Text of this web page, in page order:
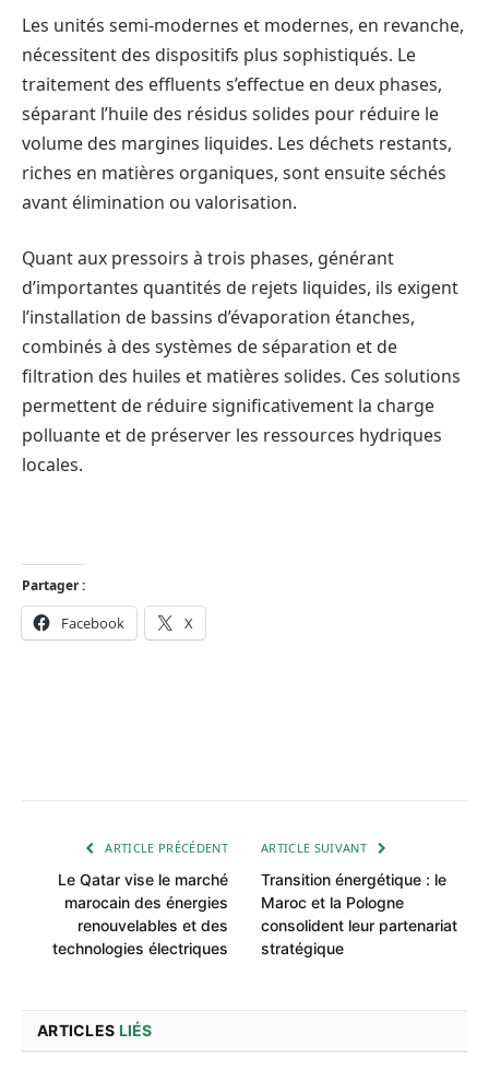
Les unités semi-modernes et modernes, en revanche,
nécessitent des dispositifs plus sophistiqués. Le
traitement des effluents s’effectue en deux phases,
séparant l’huile des résidus solides pour réduire le
volume des margines liquides. Les déchets restants,
riches en matières organiques, sont ensuite séchés
avant élimination ou valorisation.
Quant aux pressoirs à trois phases, générant
d’importantes quantités de rejets liquides, ils exigent
l’installation de bassins d’évaporation étanches,
combinés à des systèmes de séparation et de
filtration des huiles et matières solides. Ces solutions
permettent de réduire significativement la charge
polluante et de préserver les ressources hydriques
locales.
Partager :
Facebook X
ARTICLE PRÉCÉDENT
Le Qatar vise le marché
marocain des énergies
renouvelables et des
technologies électriques
ARTICLE SUIVANT
Transition énergétique : le
Maroc et la Pologne
consolident leur partenariat
stratégique
ARTICLES LIÉS